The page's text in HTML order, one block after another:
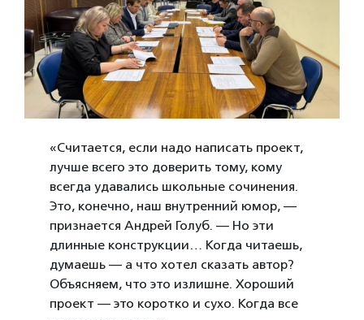
«Считается, если надо написать проект,
лучше всего это доверить тому, кому
всегда удавались школьные сочинения.
Это, конечно, наш внутренний юмор, —
признается Андрей Голуб. — Но эти
длинные конструкции… Когда читаешь,
думаешь — а что хотел сказать автор?
Объясняем, что это излишне. Хороший
проект — это коротко и сухо. Когда все